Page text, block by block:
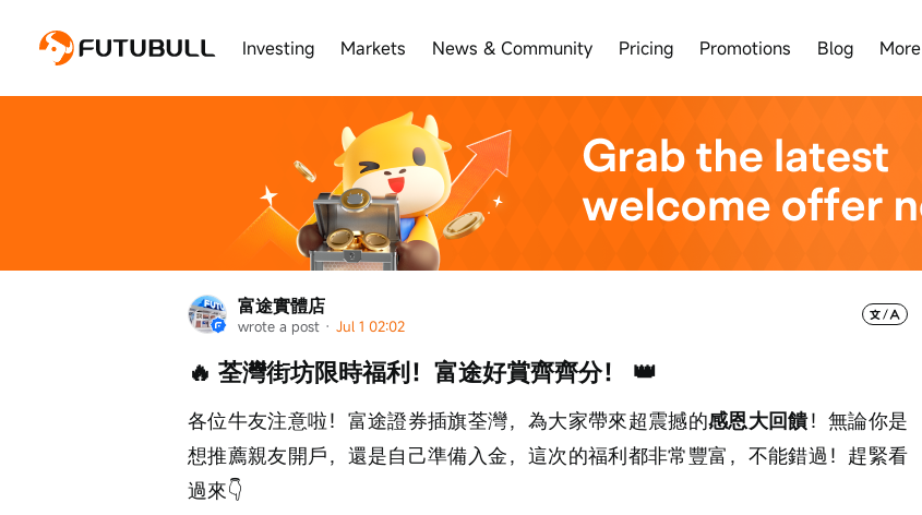
Investing Markets News & Community Pricing Promotions Blog More
富途實體店
wrote a post · Jul 1 02:02
🔥 荃灣街坊限時福利！富途好賞齊齊分！ 👑
各位牛友注意啦！富途證券插旗荃灣，為大家帶來超震撼的感恩大回饋！無論你是
想推薦親友開戶，還是自己準備入金，這次的福利都非常豐富，不能錯過！趕緊看
過來👇